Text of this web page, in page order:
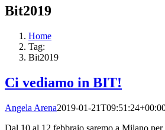
Bit2019
Home
Tag:
Bit2019
Ci vediamo in BIT!
Angela Arena2019-01-
Dal 10 al 12 febbraio saremo a Milano